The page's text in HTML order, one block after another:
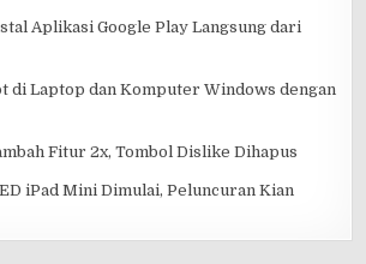
Aplikasi Google Play Langsung dari
di Laptop dan Komputer Windows dengan
Fitur 2x, Tombol Dislike Dihapus
iPad Mini Dimulai, Peluncuran Kian